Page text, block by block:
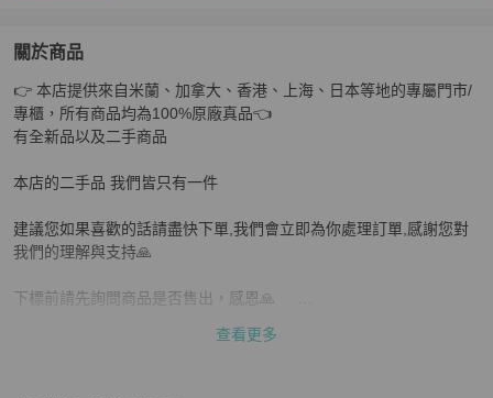
關於商品
關於Alexander wang 水鑽拼接手袋包包 用一兩次閒置 没有掉
👉 本店提供來自米蘭、加拿大、香港、上海、日本等地的專屬門市/
專櫃，所有商品均為100%原廠真品👈
有全新品以及二手商品
本店的二手品 我們皆只有一件
建議您如果喜歡的話請盡快下單,我們會立即為你處理訂單,感謝您對
我們的理解與支持🙏
下標前請先詢問商品是否售出，感恩🙏
查看更多